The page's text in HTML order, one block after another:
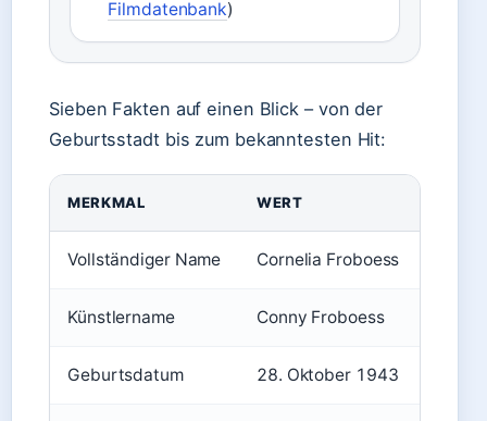
Filmdatenbank)
Sieben Fakten auf einen Blick – von der
Geburtsstadt bis zum bekanntesten Hit:
MERKMAL WERT
Vollständiger Name Cornelia Froboess
Künstlername Conny Froboess
Geburtsdatum 28. Oktober 1943